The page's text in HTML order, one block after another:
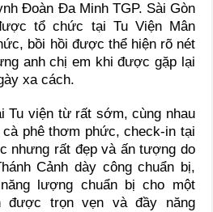
Đoàn Đa Minh TGP. Sài Gòn
tổ chức tại Tu Viện Mân
bồi hồi được thể hiện rõ nét
anh chị em khi được gặp lại
xa cách.
Tu viện từ rất sớm, cùng nhau
phê thơm phức, check-in tại
nhưng rất đẹp và ấn tượng do
Cảnh dày công chuẩn bị,
lượng chuẩn bị cho một
được trọn vẹn và đầy năng